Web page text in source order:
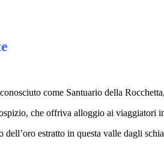
come Santuario della
che offriva alloggio ai viaggiatori
estratto in questa valle dagli